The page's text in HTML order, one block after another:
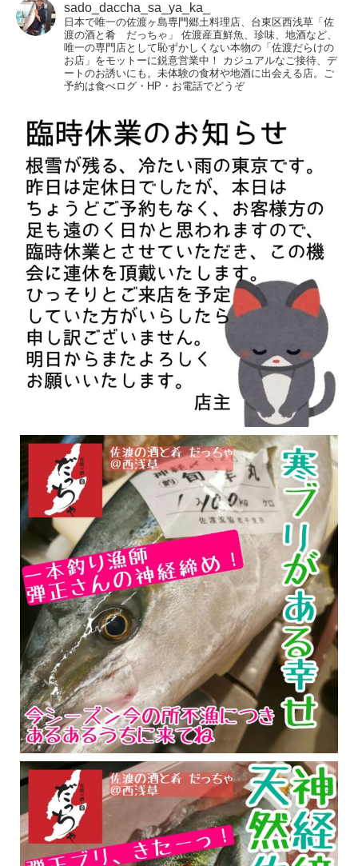
sado_daccha_sa_ya_ka_
日本で唯一の佐渡ヶ島専門郷土料理店、台東区西浅草「佐
渡の酒と肴 だっちゃ」
佐渡産直鮮魚、珍味、地酒など、
唯一の専門店として恥ずかしくない本物の「佐渡だらけの
お店」をモットーに鋭意営業中！
カジュアルなご接待、デ
ートのお誘いにも。未体験の食材や地酒に出会える店。ご
予約は食べログ・HP・お電話でどうぞ